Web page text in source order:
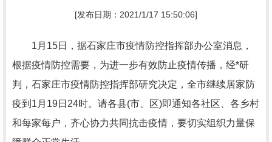
[发布日期：2021/1/17 15:50:06]
1月15日，据石家庄市疫情防控指挥部办公室消息，
根据疫情防控需要，为进一步有效防止疫情传播，经*研
判，石家庄市疫情防控指挥部研究决定，全市继续居家防
疫到1月19日24时。请各县(市、区)即通知各社区、各乡村
和每家每户，齐心协力共同抗击疫情，要切实组织力量保